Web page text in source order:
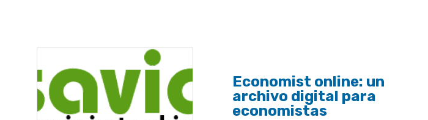
Economist online: un
archivo digital para
economistas